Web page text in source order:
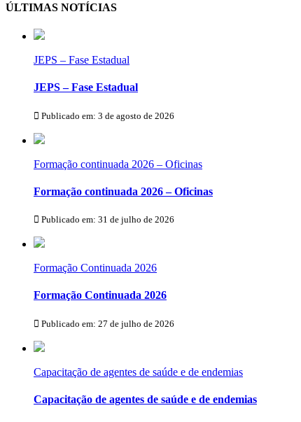
ÚLTIMAS NOTÍCIAS
JEPS – Fase Estadual
JEPS – Fase Estadual
Publicado em: 3 de agosto de 2026
Formação continuada 2026 – Oficinas
Formação continuada 2026 – Oficinas
Publicado em: 31 de julho de 2026
Formação Continuada 2026
Formação Continuada 2026
Publicado em: 27 de julho de 2026
Capacitação de agentes de saúde e de endemias
Capacitação de agentes de saúde e de endemias